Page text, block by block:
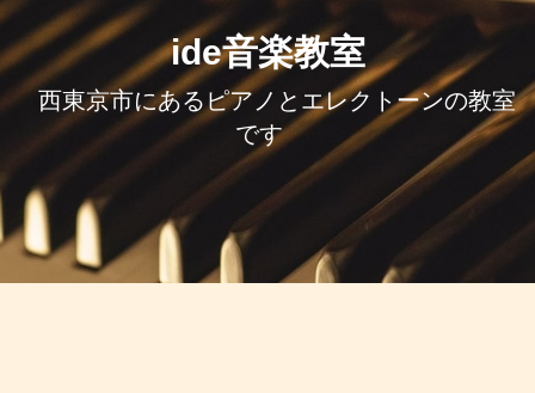
ide音楽教室
西東京市にあるピアノとエレクトーンの教室
です